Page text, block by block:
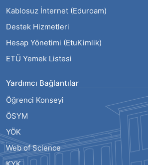
Kablosuz İnternet (Eduroam)
Destek Hizmetleri
Hesap Yönetimi (EtuKimlik)
ETÜ Yemek Listesi
Yardımcı Bağlantılar
Öğrenci Konseyi
ÖSYM
YÖK
Web of Science